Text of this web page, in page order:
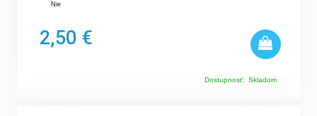
Nie
2,50 €
Dostupnosť: Skladom